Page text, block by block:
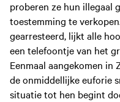
proberen ze hun illegaal
toestemming te
gearresteerd, lijkt alle
een telefoontje van het
Eenmaal aangekomen in
de onmiddellijke euforie
situatie tot hen begint